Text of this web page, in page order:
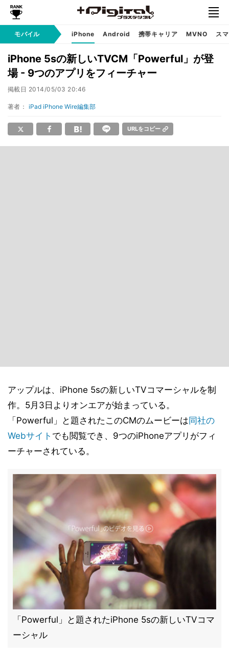
モバイル iPhone Android 携帯キャリア MVNO ス
iPhone 5sの新しいTVCM「Powerful」が登
場 - 9つのアプリをフィーチャー
掲載日 2014/05/03 20:46
著者： iPad iPhone Wire編集部
URLをコピー
アップルは、iPhone 5sの新しいTVコマーシャルを制
作。5月3日よりオンエアが始まっている。
「Powerful」と題されたこのCMのムービーは同社の
Webサイト でも閲覧でき、9つのiPhoneアプリがフィ
ーチャーされている。
「Powerful」と題されたiPhone 5sの新しいTVコマ
ーシャル